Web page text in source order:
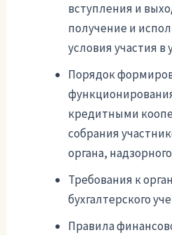
вступления и
получение и
условия участия в
Порядок
кредитными
собрания
органа,
Требования к
бухгалтерского
Правила